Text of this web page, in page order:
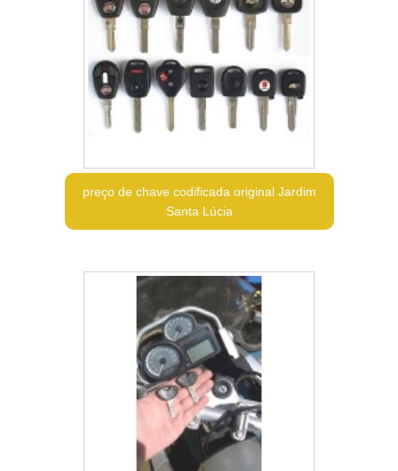
preço de chave codificada original Jardim
Santa Lúcia